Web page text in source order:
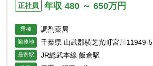
正社員 年収 480 ～ 650万円
業種 調剤薬局
勤務地 千葉県 山武郡横芝光町宮川11949-5
最寄駅 JR総武本線 飯倉駅